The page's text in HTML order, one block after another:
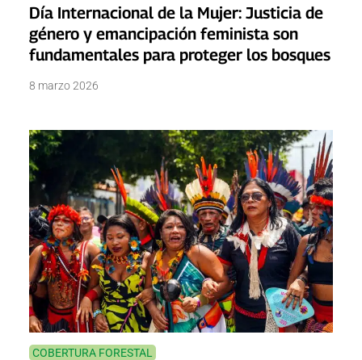
Día Internacional de la Mujer: Justicia de
género y emancipación feminista son
fundamentales para proteger los bosques
8 marzo 2026
COBERTURA FORESTAL